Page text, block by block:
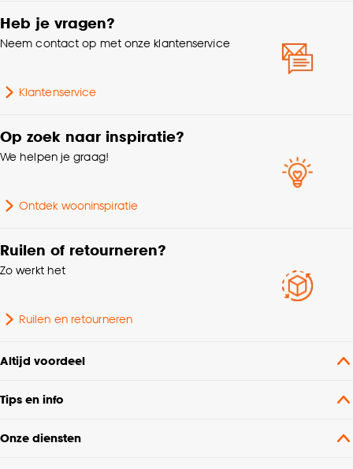
Let op: Kleurverschil t.o.v. showbaan en online afbeelding
voorbehouden. Prijs per strekkende meter.
Dubele plooi
Kleurtint
Samenstelling
Oeko-Tex Standard 100
Mogelijkheden
Heb je vragen?
Neem contact op met onze klantenservice
Klantenservice
Op zoek naar inspiratie?
We helpen je graag!
Ontdek wooninspiratie
Ruilen of retourneren?
Zo werkt het
Ruilen en retourneren
Altijd voordeel
Tips en info
Onze diensten